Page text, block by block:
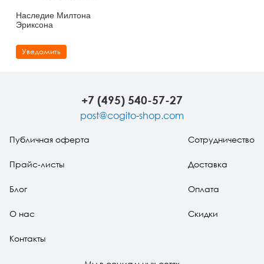
Наследие Милтона
Эриксона
Уведомить
+7 (495) 540-57-27
post@cogito-shop.com
Публичная оферта
Прайс-листы
Блог
О нас
Контакты
Сотрудничество
Доставка
Оплата
Скидки